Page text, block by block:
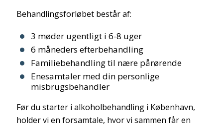
Behandlingsforløbet består af:
3 møder ugentligt i 6-8 uger
6 måneders efterbehandling
Familiebehandling til nære pårørende
Enesamtaler med din personlige
misbrugsbehandler
Før du starter i alkoholbehandling i København,
holder vi en forsamtale, hvor vi sammen får en